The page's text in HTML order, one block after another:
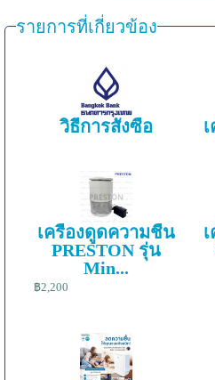
รายการที่เกี่ยวข้อง
วิธีการสั่งซื้อ
เครื่องดูดความชื้น
PRESTON รุ่น
Min...
฿2,200